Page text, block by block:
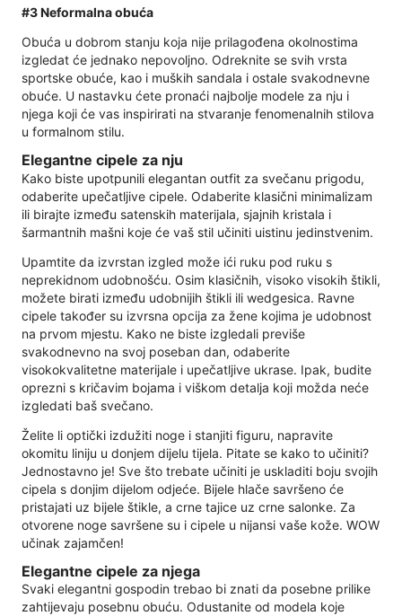
#3 Neformalna obuća
Obuća u dobrom stanju koja nije prilagođena okolnostima
izgledat će jednako nepovoljno. Odreknite se svih vrsta
sportske obuće, kao i muških sandala i ostale svakodnevne
obuće. U nastavku ćete pronaći najbolje modele za nju i
njega koji će vas inspirirati na stvaranje fenomenalnih stilova
u formalnom stilu.
Elegantne cipele za nju
Kako biste upotpunili elegantan outfit za svečanu prigodu,
odaberite upečatljive cipele. Odaberite klasični minimalizam
ili birajte između satenskih materijala, sjajnih kristala i
šarmantnih mašni koje će vaš stil učiniti uistinu jedinstvenim.
Upamtite da izvrstan izgled može ići ruku pod ruku s
neprekidnom udobnošću. Osim klasičnih, visoko visokih štikli,
možete birati između udobnijih štikli ili wedgesica. Ravne
cipele također su izvrsna opcija za žene kojima je udobnost
na prvom mjestu. Kako ne biste izgledali previše
svakodnevno na svoj poseban dan, odaberite
visokokvalitetne materijale i upečatljive ukrase. Ipak, budite
oprezni s kričavim bojama i viškom detalja koji možda neće
izgledati baš svečano.
Želite li optički izdužiti noge i stanjiti figuru, napravite
okomitu liniju u donjem dijelu tijela. Pitate se kako to učiniti?
Jednostavno je! Sve što trebate učiniti je uskladiti boju svojih
cipela s donjim dijelom odjeće. Bijele hlače savršeno će
pristajati uz bijele štikle, a crne tajice uz crne salonke. Za
otvorene noge savršene su i cipele u nijansi vaše kože. WOW
učinak zajamčen!
Elegantne cipele za njega
Svaki elegantni gospodin trebao bi znati da posebne prilike
zahtijevaju posebnu obuću. Odustanite od modela koje